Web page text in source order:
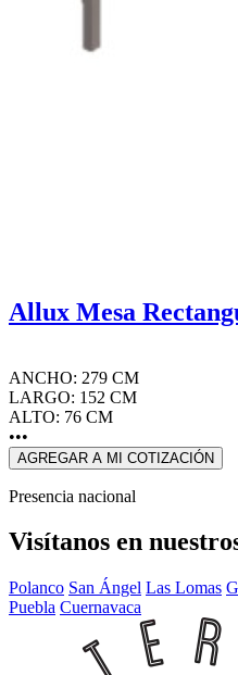
Allux Mesa
ANCHO: 279 CM
LARGO: 152 CM
ALTO: 76 CM
•••
AGREGAR A MI COTIZACIÓN
Presencia nacional
Visítanos en
Polanco San Ángel Las Lomas
Puebla Cuernavaca